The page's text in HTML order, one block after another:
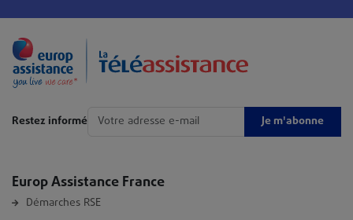
Restez informé Je m'abonne
Europ Assistance France
Démarches RSE